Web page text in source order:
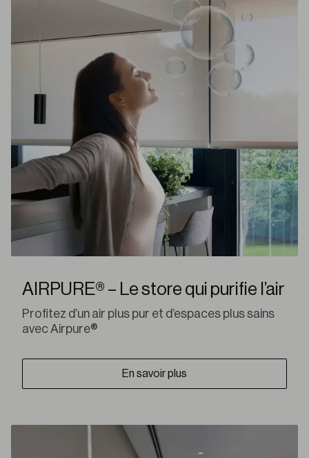
AIRPURE® – Le store qui purifie l’air
Profitez d’un air plus pur et d’espaces plus sains
avec Airpure®
En savoir plus